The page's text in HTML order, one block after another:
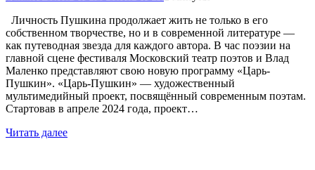
Личность Пушкина продолжает жить не только в его
собственном творчестве, но и в современной литературе —
как путеводная звезда для каждого автора. В час поэзии на
главной сцене фестиваля Московский театр поэтов и Влад
Маленко представляют свою новую программу «Царь-
Пушкин». «Царь-Пушкин» — художественный
мультимедийный проект, посвящённый современным поэтам.
Стартовав в апреле 2024 года, проект…
Читать далее